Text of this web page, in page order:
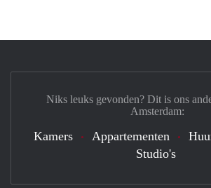
Niks leuks gevonden? Dit is ons
Amsterdam:
Kamers Appartementen
Studio's